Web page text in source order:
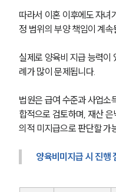
따라서 이혼 이후에도 자녀
정 범위의 부양 책임이 계속
실제로 양육비 지급 능력이
례가 많이 문제됩니다.
법원은 급여 수준과 사업소
합적으로 검토하며, 재산
의적 미지급으로 판단할 가
양육비미지급 시 진행